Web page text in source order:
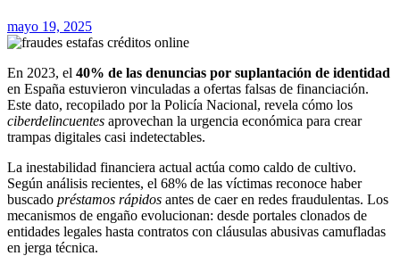
mayo 19, 2025
En 2023, el 40% de las denuncias por suplantación de identidad
en España estuvieron vinculadas a ofertas falsas de financiación.
Este dato, recopilado por la Policía Nacional, revela cómo los
ciberdelincuentes aprovechan la urgencia económica para crear
trampas digitales casi indetectables.
La inestabilidad financiera actual actúa como caldo de cultivo.
Según análisis recientes, el 68% de las víctimas reconoce haber
buscado préstamos rápidos antes de caer en redes fraudulentas. Los
mecanismos de engaño evolucionan: desde portales clonados de
entidades legales hasta contratos con cláusulas abusivas camufladas
en jerga técnica.